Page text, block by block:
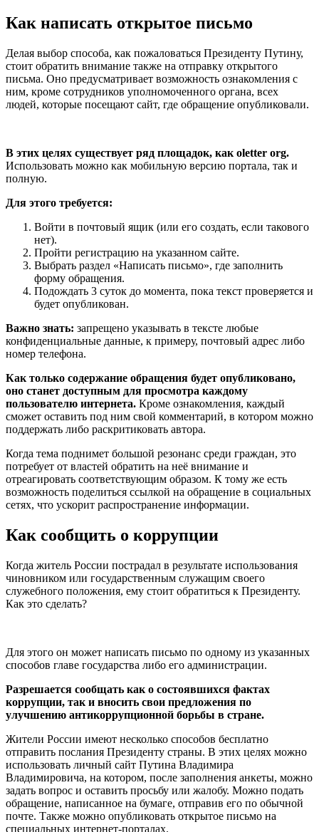
Как написать открытое письмо
Делая выбор способа, как пожаловаться Президенту Путину,
стоит обратить внимание также на отправку открытого
письма. Оно предусматривает возможность ознакомления с
ним, кроме сотрудников уполномоченного органа, всех
людей, которые посещают сайт, где обращение опубликовали.
В этих целях существует ряд площадок, как oletter org.
Использовать можно как мобильную версию портала, так и
полную.
Для этого требуется:
Войти в почтовый ящик (или его создать, если такового
нет).
Пройти регистрацию на указанном сайте.
Выбрать раздел «Написать письмо», где заполнить
форму обращения.
Подождать 3 суток до момента, пока текст проверяется и
будет опубликован.
Важно знать: запрещено указывать в тексте любые
конфиденциальные данные, к примеру, почтовый адрес либо
номер телефона.
Как только содержание обращения будет опубликовано,
оно станет доступным для просмотра каждому
пользователю интернета. Кроме ознакомления, каждый
сможет оставить под ним свой комментарий, в котором можно
поддержать либо раскритиковать автора.
Когда тема поднимет большой резонанс среди граждан, это
потребует от властей обратить на неё внимание и
отреагировать соответствующим образом. К тому же есть
возможность поделиться ссылкой на обращение в социальных
сетях, что ускорит распространение информации.
Как сообщить о коррупции
Когда житель России пострадал в результате использования
чиновником или государственным служащим своего
служебного положения, ему стоит обратиться к Президенту.
Как это сделать?
Для этого он может написать письмо по одному из указанных
способов главе государства либо его администрации.
Разрешается сообщать как о состоявшихся фактах
коррупции, так и вносить свои предложения по
улучшению антикоррупционной борьбы в стране.
Жители России имеют несколько способов бесплатно
отправить послания Президенту страны. В этих целях можно
использовать личный сайт Путина Владимира
Владимировича, на котором, после заполнения анкеты, можно
задать вопрос и оставить просьбу или жалобу. Можно подать
обращение, написанное на бумаге, отправив его по обычной
почте. Также можно опубликовать открытое письмо на
специальных интернет-порталах.